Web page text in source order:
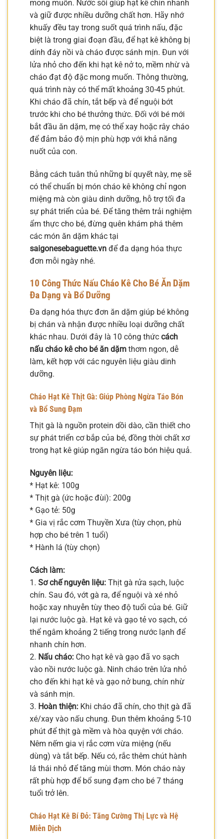
mong muốn. Nước sôi giúp hạt kê chín nhanh
và giữ được nhiều dưỡng chất hơn. Hãy nhớ
khuấy đều tay trong suốt quá trình nấu, đặc
biệt là trong giai đoạn đầu, để hạt kê không bị
dính đáy nồi và cháo được sánh mịn. Đun với
lửa nhỏ cho đến khi hạt kê nở to, mềm nhừ và
cháo đạt độ đặc mong muốn. Thông thường,
quá trình này có thể mất khoảng 30-45 phút.
Khi cháo đã chín, tắt bếp và để nguội bớt
trước khi cho bé thưởng thức. Đối với bé mới
bắt đầu ăn dặm, mẹ có thể xay hoặc rây cháo
để đảm bảo độ mịn phù hợp với khả năng
nuốt của con.
Bằng cách tuân thủ những bí quyết này, mẹ sẽ
có thể chuẩn bị món cháo kê không chỉ ngon
miệng mà còn giàu dinh dưỡng, hỗ trợ tối đa
sự phát triển của bé. Để tăng thêm trải nghiệm
ẩm thực cho bé, đừng quên khám phá thêm
các món ăn dặm khác tại
saigonesebaguette.vn để đa dạng hóa thực
đơn mỗi ngày nhé.
10 Công Thức Nấu Cháo Kê Cho Bé Ăn Dặm
Đa Dạng và Bổ Dưỡng
Đa dạng hóa thực đơn ăn dặm giúp bé không
bị chán và nhận được nhiều loại dưỡng chất
khác nhau. Dưới đây là 10 công thức cách
nấu cháo kê cho bé ăn dặm thơm ngon, dễ
làm, kết hợp với các nguyên liệu giàu dinh
dưỡng.
Cháo Hạt Kê Thịt Gà: Giúp Phòng Ngừa Táo Bón
và Bổ Sung Đạm
Thịt gà là nguồn protein dồi dào, cần thiết cho
sự phát triển cơ bắp của bé, đồng thời chất xơ
trong hạt kê giúp ngăn ngừa táo bón hiệu quả.
Nguyên liệu:
* Hạt kê: 100g
* Thịt gà (ức hoặc đùi): 200g
* Gạo tẻ: 50g
* Gia vị rắc cơm Thuyền Xưa (tùy chọn, phù
hợp cho bé trên 1 tuổi)
* Hành lá (tùy chọn)
Cách làm:
1. Sơ chế nguyên liệu: Thịt gà rửa sạch, luộc
chín. Sau đó, vớt gà ra, để nguội và xé nhỏ
hoặc xay nhuyễn tùy theo độ tuổi của bé. Giữ
lại nước luộc gà. Hạt kê và gạo tẻ vo sạch, có
thể ngâm khoảng 2 tiếng trong nước lạnh để
nhanh chín hơn.
2. Nấu cháo: Cho hạt kê và gạo đã vo sạch
vào nồi nước luộc gà. Ninh cháo trên lửa nhỏ
cho đến khi hạt kê và gạo nở bung, chín nhừ
và sánh mịn.
3. Hoàn thiện: Khi cháo đã chín, cho thịt gà đã
xé/xay vào nấu chung. Đun thêm khoảng 5-10
phút để thịt gà mềm và hòa quyện với cháo.
Nêm nếm gia vị rắc cơm vừa miệng (nếu
dùng) và tắt bếp. Nếu có, rắc thêm chút hành
lá thái nhỏ để tăng mùi thơm. Món cháo này
rất phù hợp để bổ sung đạm cho bé 7 tháng
tuổi trở lên.
Cháo Hạt Kê Bí Đỏ: Tăng Cường Thị Lực và Hệ
Miễn Dịch